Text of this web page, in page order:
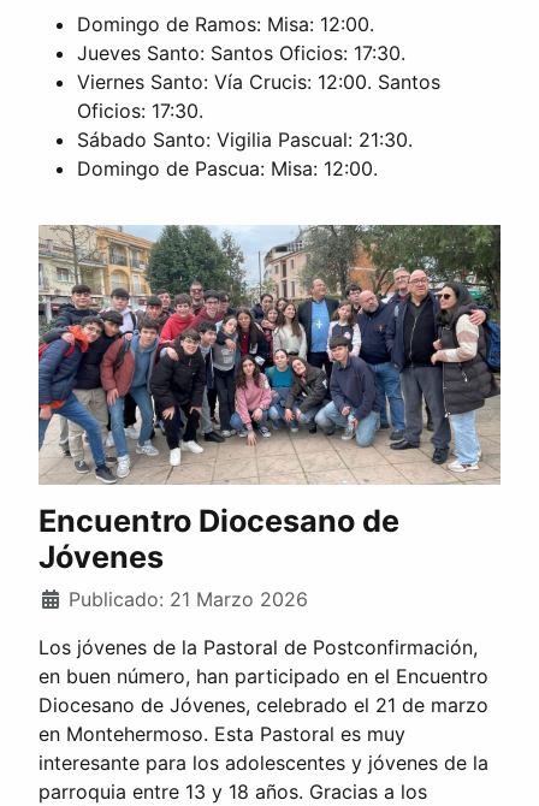
Domingo de Ramos: Misa: 12:00.
Jueves Santo: Santos Oficios: 17:30.
Viernes Santo: Vía Crucis: 12:00. Santos
Oficios: 17:30.
Sábado Santo: Vigilia Pascual: 21:30.
Domingo de Pascua: Misa: 12:00.
Encuentro Diocesano de
Jóvenes
Publicado: 21 Marzo 2026
Los jóvenes de la Pastoral de Postconfirmación,
en buen número, han participado en el Encuentro
Diocesano de Jóvenes, celebrado el 21 de marzo
en Montehermoso. Esta Pastoral es muy
interesante para los adolescentes y jóvenes de la
parroquia entre 13 y 18 años. Gracias a los